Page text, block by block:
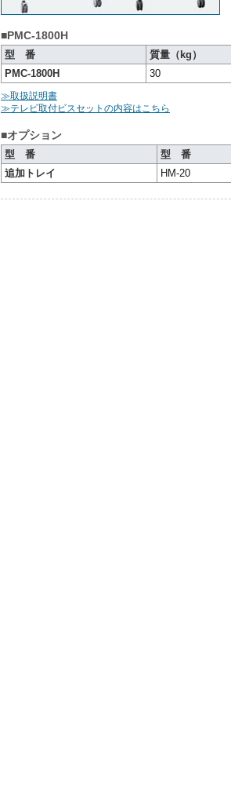
■PMC-1800H
型 番 質量（kg）
PMC-1800H
30
≫取扱説明書
≫テレビ取付ビスセットの内容はこちら
■オプション
型 番 型 番
追加トレイ
HM-20